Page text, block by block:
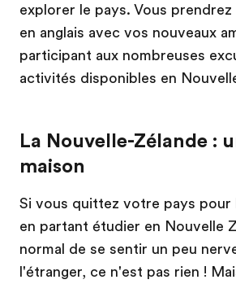
explorer le pays. Vous prendrez
en anglais avec vos nouveaux
participant aux nombreuses
activités disponibles en
La Nouvelle-Zélande :
maison
Si vous quittez votre pays pour
en partant étudier en Nouvelle
normal de se sentir un peu
l'étranger, ce n'est pas rien !